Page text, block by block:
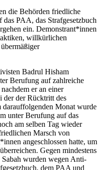
die Behörden friedliche
PAA, das Strafgesetzbuch
ein. Demonstrant*innen
willkürlichen
Badrul Hisham
Berufung auf zahlreiche
er an einer
der der Rücktritt des
darauffolgenden Monat wurde
unter Berufung auf das
am selben Tag wieder
Marsch von
angeschlossen hatte, um
Gegen mindestens
wurden wegen Anti-
dem PAA und